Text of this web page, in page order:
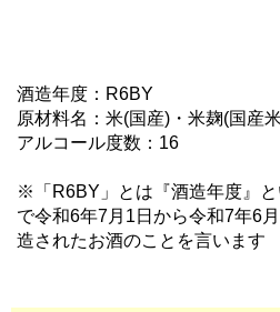
酒造年度：R6BY
原材料名：米(国産)・米麹(国産
アルコール度数：16
※「R6BY」とは『酒造年度』
で令和6年7月1日から令和7年6
造されたお酒のことを言います